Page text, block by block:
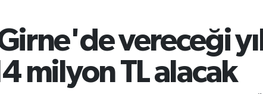
vereceği
milyon TL alacak